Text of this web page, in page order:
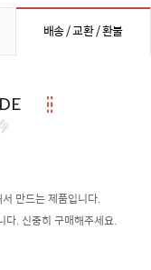
배송 / 교환 / 환불
만드는 제품입니다.
. 신중히 구매해주세요.